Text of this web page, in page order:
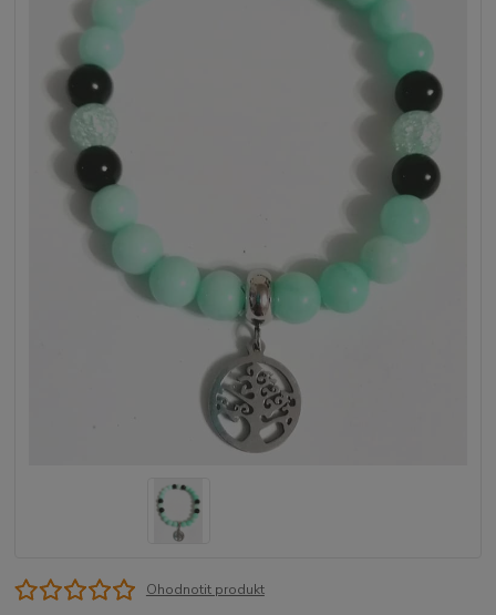
Ohodnotit produkt